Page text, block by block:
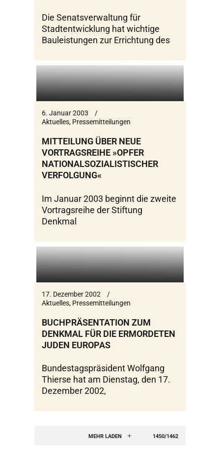
Die Senatsverwaltung für
Stadtentwicklung hat wichtige
Bauleistungen zur Errichtung des
6. Januar 2003
Aktuelles, Pressemitteilungen
MITTEILUNG ÜBER NEUE
VORTRAGSREIHE »OPFER
NATIONALSOZIALISTISCHER
VERFOLGUNG«
Im Januar 2003 beginnt die zweite
Vortragsreihe der Stiftung
Denkmal
17. Dezember 2002
Aktuelles, Pressemitteilungen
BUCHPRÄSENTATION ZUM
DENKMAL FÜR DIE ERMORDETEN
JUDEN EUROPAS
Bundestagspräsident Wolfgang
Thierse hat am Dienstag, den 17.
Dezember 2002,
MEHR LADEN 1450/1462